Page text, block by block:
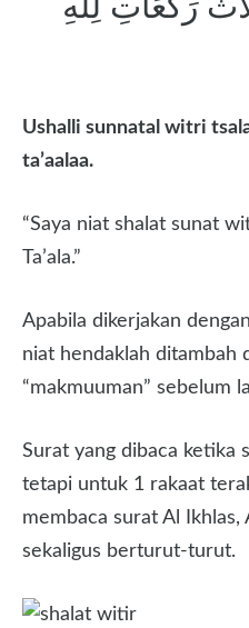
Ushalli sunnatal witri
ta’aalaa.
“Saya niat shalat sunat
Ta’ala.”
Apabila dikerjakan
niat hendaklah ditambah
“makmuuman” sebelum
Surat yang dibaca ketika
tetapi untuk 1 rakaat
membaca surat Al Ikhlas,
sekaligus berturut-turut.